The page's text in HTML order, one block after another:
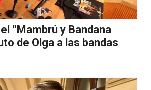
“Mambrú y Bandana
de Olga a las bandas